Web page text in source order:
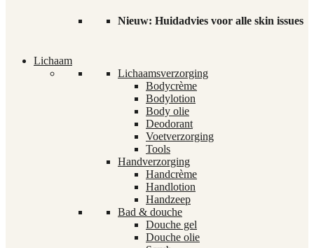
Nieuw: Huidadvies voor alle skin issues
Lichaam
Lichaamsverzorging
Bodycrème
Bodylotion
Body olie
Deodorant
Voetverzorging
Tools
Handverzorging
Handcrème
Handlotion
Handzeep
Bad & douche
Douche gel
Douche olie